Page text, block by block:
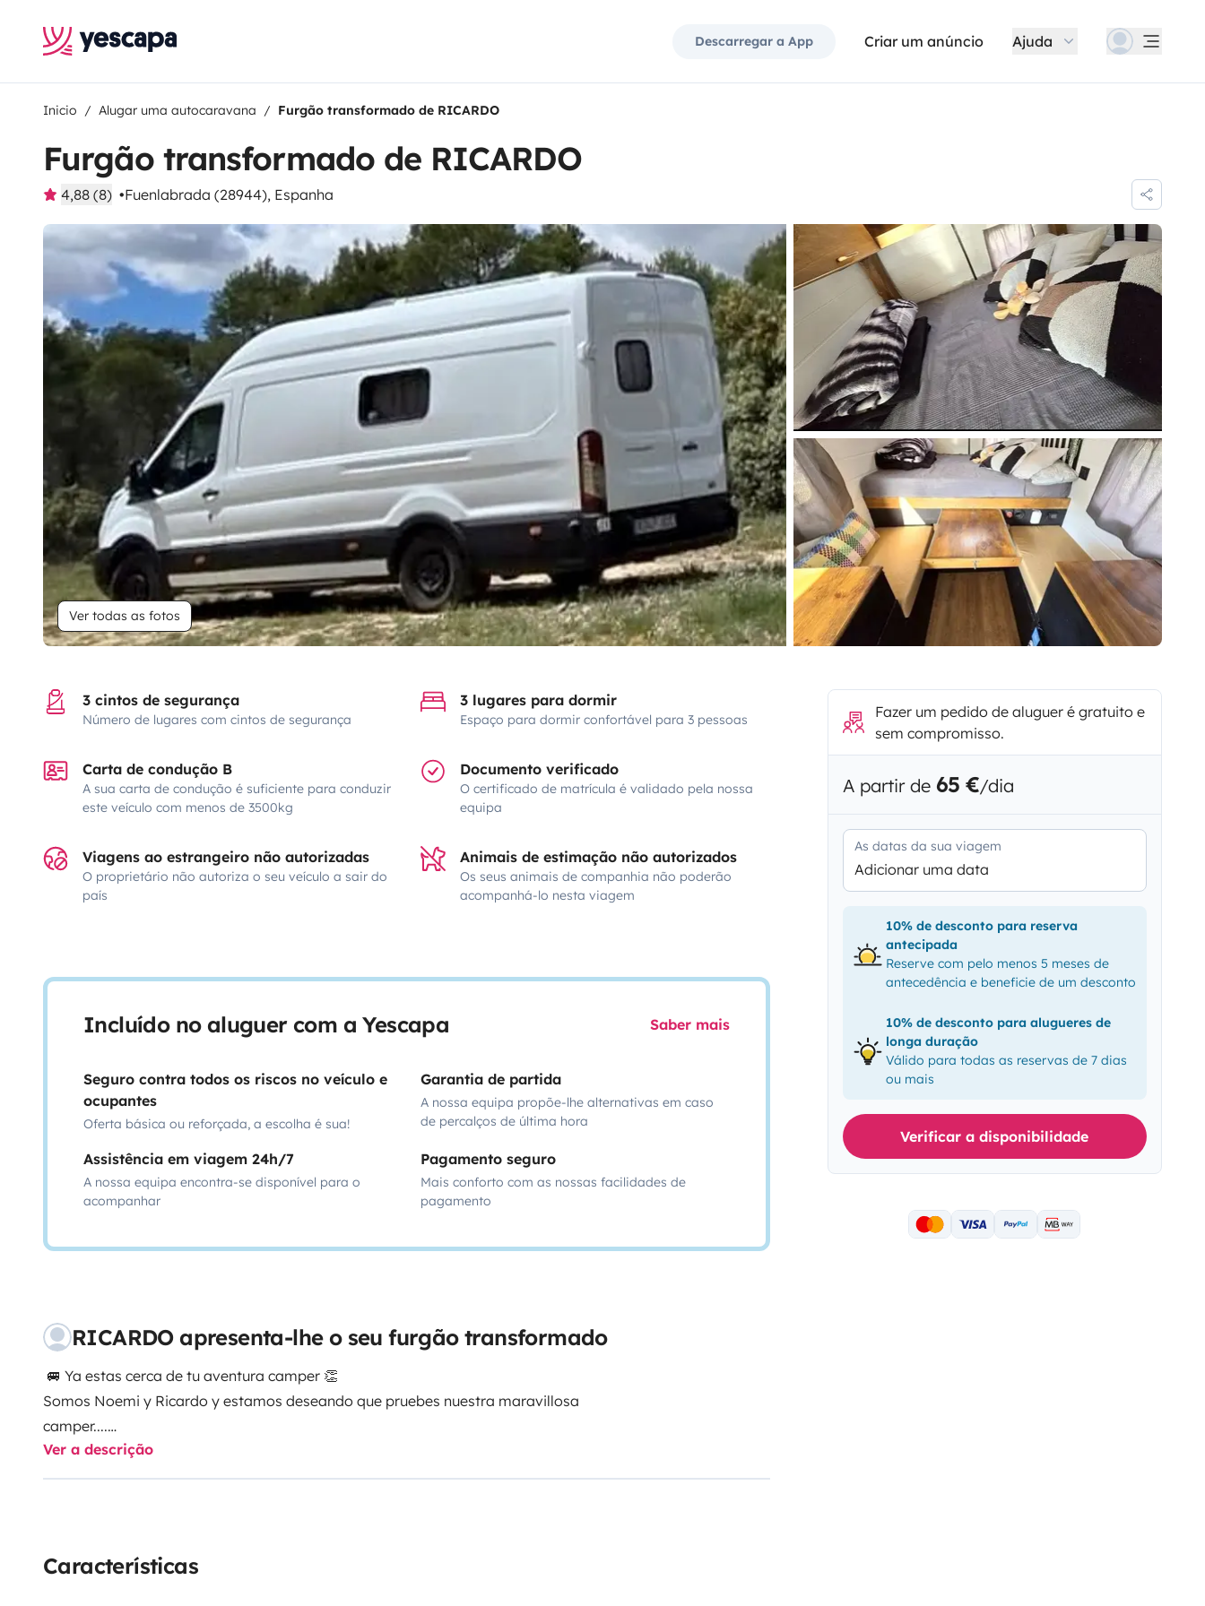
Descarregar a App Criar um anúncio Ajuda
Inicio Alugar uma autocaravana Furgão transformado de RICARDO
Furgão transformado de RICARDO
4,88 (8) Fuenlabrada (28944), Espanha
Ver todas as fotos
3 cintos de segurança
Número de lugares com cintos de segurança
3 lugares para dormir
Espaço para dormir confortável para 3 pessoas
Carta de condução B
A sua carta de condução é suficiente para conduzir
este veículo com menos de 3500kg
Documento verificado
O certificado de matrícula é validado pela nossa
equipa
Viagens ao estrangeiro não autorizadas
O proprietário não autoriza o seu veículo a sair do
país
Animais de estimação não autorizados
Os seus animais de companhia não poderão
acompanhá-lo nesta viagem
Incluído no aluguer com a Yescapa Saber mais
Seguro contra todos os riscos no veículo e
ocupantes
Oferta básica ou reforçada, a escolha é sua!
Garantia de partida
A nossa equipa propõe-lhe alternativas em caso
de percalços de última hora
Assistência em viagem 24h/7
A nossa equipa encontra-se disponível para o
acompanhar
Pagamento seguro
Mais conforto com as nossas facilidades de
pagamento
RICARDO apresenta-lhe o seu furgão transformado
🚐 Ya estas cerca de tu aventura camper 👏
Somos Noemi y Ricardo y estamos deseando que pruebes nuestra maravillosa
camper....
📢AVISO IMPORTANTE: Esta experiencia te puede producir una adicción extrema 😱
Ver a descrição
Características
Fazer um pedido de aluguer é gratuito e
sem compromisso.
A partir de 65 €/dia
As datas da sua viagem
Adicionar uma data
10% de desconto para reserva
antecipada
Reserve com pelo menos 5 meses de
antecedência e beneficie de um desconto
10% de desconto para alugueres de
longa duração
Válido para todas as reservas de 7 dias
ou mais
Verificar a disponibilidade